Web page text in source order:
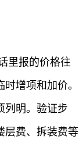
里报的价格往
增项和加价。
列明。验证步
层费、拆装费等